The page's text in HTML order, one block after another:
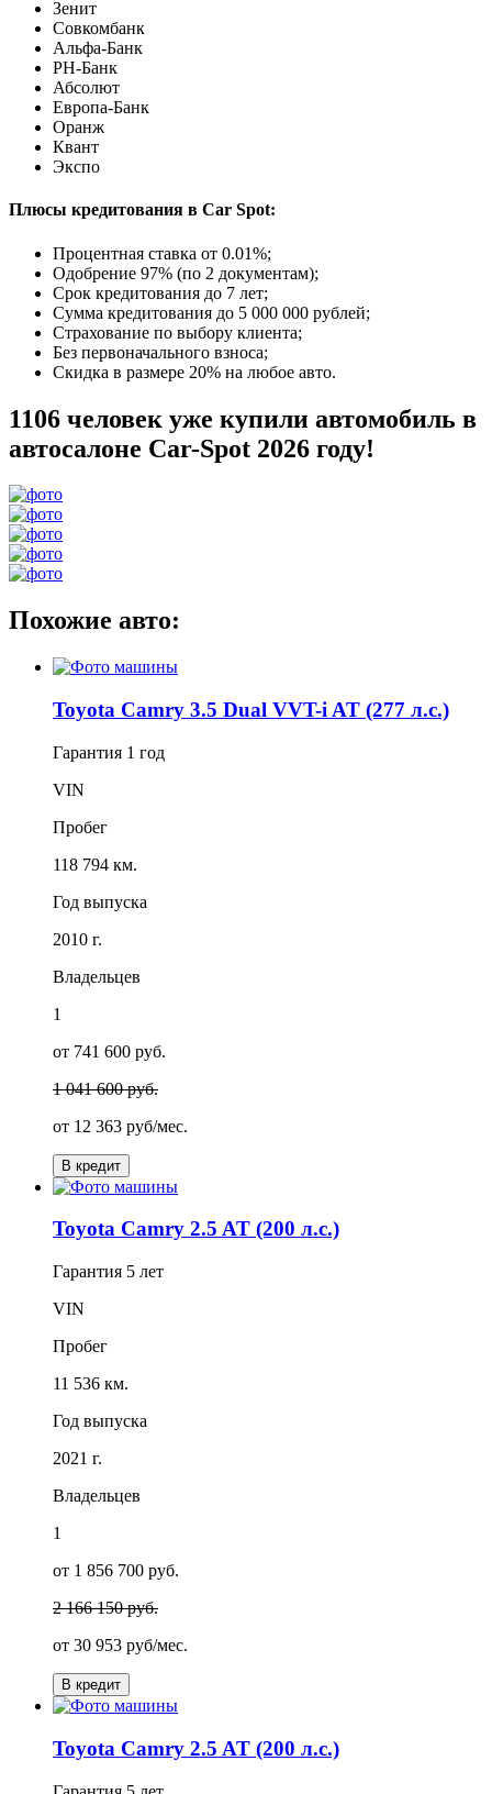
Зенит
Совкомбанк
Альфа-Банк
РН-Банк
Абсолют
Европа-Банк
Оранж
Квант
Экспо
Плюсы кредитования в Car Spot:
Процентная ставка от 0.01%;
Одобрение 97% (по 2 документам);
Срок кредитования до 7 лет;
Сумма кредитования до 5 000 000 рублей;
Страхование по выбору клиента;
Без первоначального взноса;
Скидка в размере 20% на любое авто.
1106 человек уже купили автомобиль в
автосалоне Car-Spot 2026 году!
Похожие авто:
Toyota Camry 3.5 Dual VVT-i AT (277 л.с.)
Гарантия 1 год
VIN
Пробег
118 794 км.
Год выпуска
2010 г.
Владельцев
1
от 741 600 руб.
1 041 600 руб.
от 12 363 руб/мес.
В кредит
Toyota Camry 2.5 AT (200 л.с.)
Гарантия 5 лет
VIN
Пробег
11 536 км.
Год выпуска
2021 г.
Владельцев
1
от 1 856 700 руб.
2 166 150 руб.
от 30 953 руб/мес.
В кредит
Toyota Camry 2.5 AT (200 л.с.)